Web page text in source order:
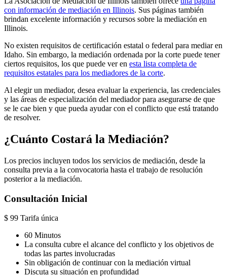
con información de mediación en Illinois. Sus páginas también
brindan excelente información y recursos sobre la mediación en
Illinois.
No existen requisitos de certificación estatal o federal para mediar en
Idaho. Sin embargo, la mediación ordenada por la corte puede tener
ciertos requisitos, los que puede ver en esta lista completa de
requisitos estatales para los mediadores de la corte.
Al elegir un mediador, desea evaluar la experiencia, las credenciales
y las áreas de especialización del mediador para asegurarse de que
se le cae bien y que pueda ayudar con el conflicto que está tratando
de resolver.
¿Cuánto Costará la Mediación?
Los precios incluyen todos los servicios de mediación, desde la
consulta previa a la convocatoria hasta el trabajo de resolución
posterior a la mediación.
Consultación Inicial
$ 99 Tarifa única
60 Minutos
La consulta cubre el alcance del conflicto y los objetivos de
todas las partes involucradas
Sin obligación de continuar con la mediación virtual
Discuta su situación en profundidad